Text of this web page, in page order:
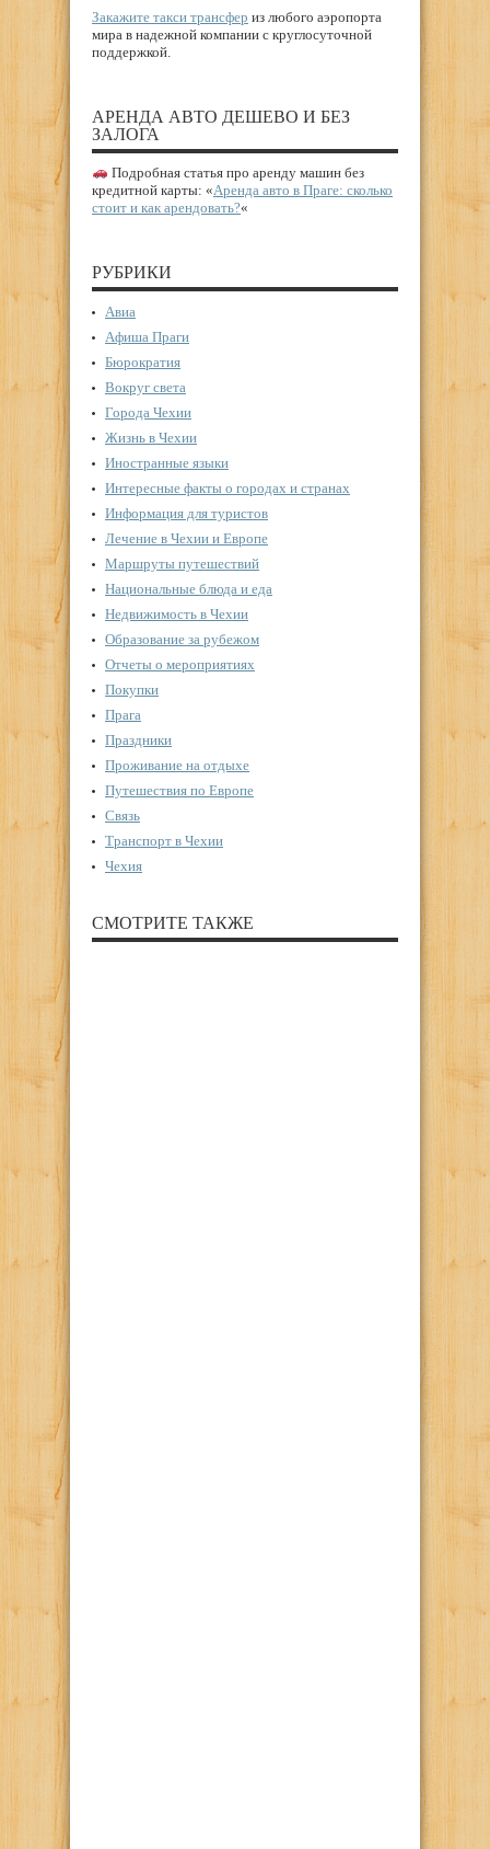
Закажите такси трансфер из любого аэропорта
мира в надежной компании с круглосуточной
поддержкой.
АРЕНДА АВТО ДЕШЕВО И БЕЗ
ЗАЛОГА
Подробная статья про аренду машин без
кредитной карты: «Аренда авто в Праге: сколько
стоит и как арендовать?«
РУБРИКИ
Авиа
Афиша Праги
Бюрократия
Вокруг света
Города Чехии
Жизнь в Чехии
Иностранные языки
Интересные факты о городах и странах
Информация для туристов
Лечение в Чехии и Европе
Маршруты путешествий
Национальные блюда и еда
Недвижимость в Чехии
Образование за рубежом
Отчеты о мероприятиях
Покупки
Прага
Праздники
Проживание на отдыхе
Путешествия по Европе
Связь
Транспорт в Чехии
Чехия
СМОТРИТЕ ТАКЖЕ